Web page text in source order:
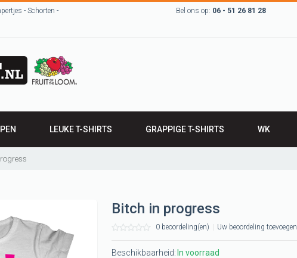
- Schorten - Bel ons op: 06 - 51 26 81 28
LEUKE T-SHIRTS
T-shirts uit Groningen,
sjeurts uut grunn
GRAPPIGE T-SHIRTS WK
Bitch in progress
0 beoordeling(en) Uw beoordeling toevoegen
Beschikbaarheid: In voorraad